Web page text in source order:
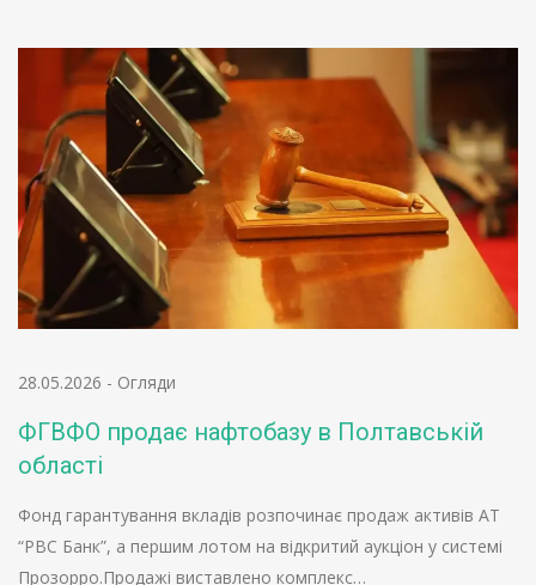
28.05.2026 - Огляди
ФГВФО продає нафтобазу в Полтавській
області
Фонд гарантування вкладів розпочинає продаж активів АТ
“РВС Банк”, а першим лотом на відкритий аукціон у системі
Прозорро.Продажі виставлено комплекс…